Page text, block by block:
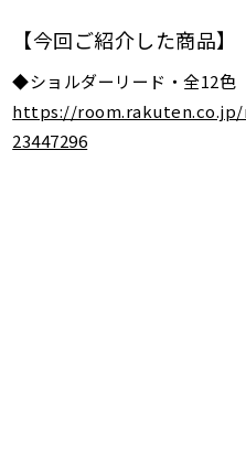
【今回ご紹介した商品】
◆ショルダーリード・全12色
https://room.rakuten.co.jp/
23447296